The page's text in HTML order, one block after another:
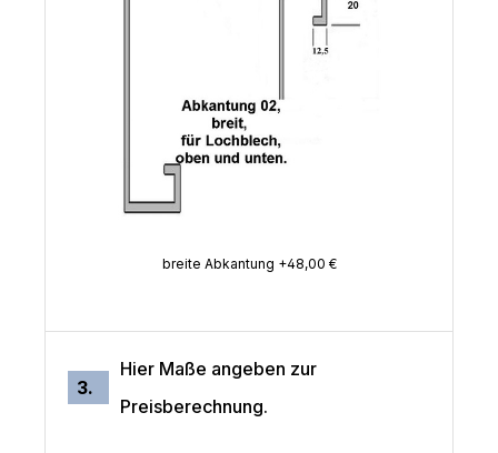
breite Abkantung +48,00 €
3.
Hier Maße angeben zur
Preisberechnung.